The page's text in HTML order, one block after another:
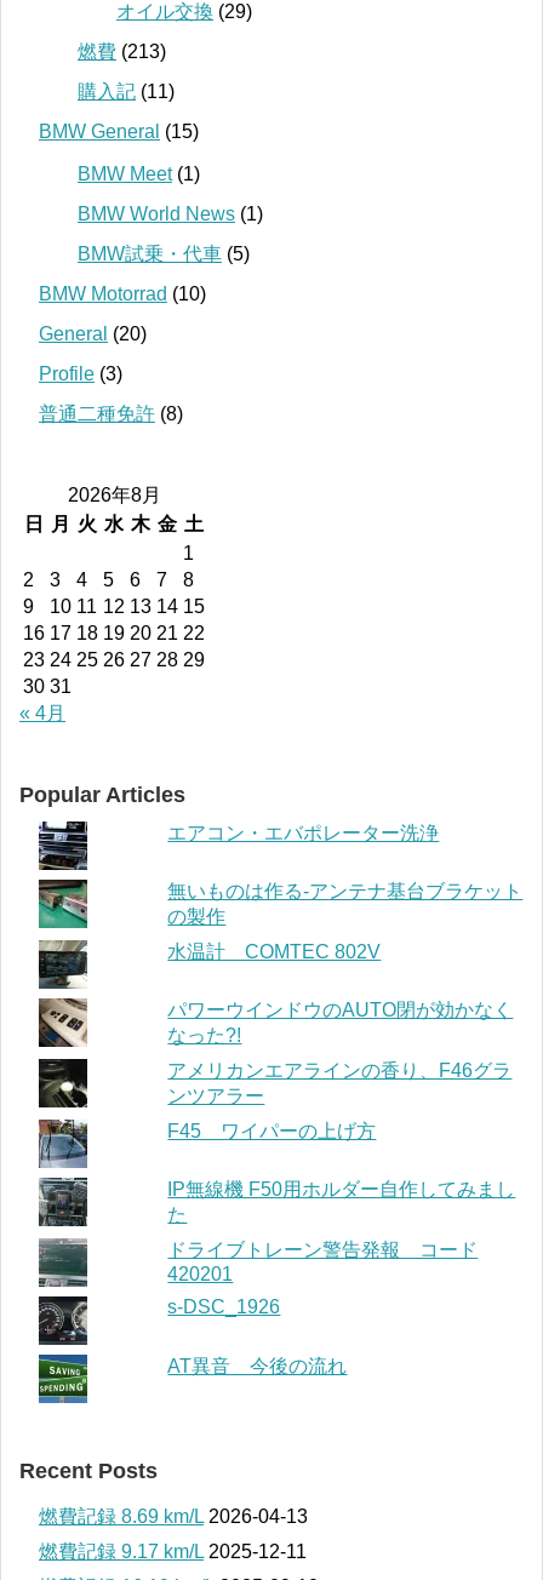
オイル交換 (29)
燃費 (213)
購入記 (11)
BMW General (15)
BMW Meet(1)
BMW World News (1)
BMW試乗・代車 (5)
BMW Motorrad (10)
General (20)
Profile (3)
普通二種免許 (8)
2026年8月
日
月 火 水 木 金 土
1
2
3 4 5 6 7
8
9
10 11 12 13 14 15
16 17 18 19 20 21 22
23 24 25 26 27 28 29
30 31
« 4月
Popular Articles
エアコン・エバポレーター洗浄
無いものは作る-アンテナ基台ブラケット
の製作
水温計 COMTEC 802V
パワーウインドウのAUTO閉が効かなく
なった?!
アメリカンエアラインの香り、F46グラ
ンツアラー
F45 ワイパーの上げ方
IP無線機 F50用ホルダー自作してみまし
た
ドライブトレーン警告発報 コード
420201
s-DSC_1926
AT異音 今後の流れ
Recent Posts
燃費記録 8.69 km/L 2026-04-13
燃費記録 9.17 km/L 2025-12-11